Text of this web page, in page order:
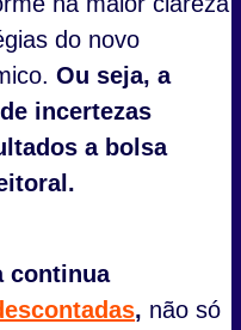
do novo
Ou seja, a
incertezas
a bolsa
continua
, não só